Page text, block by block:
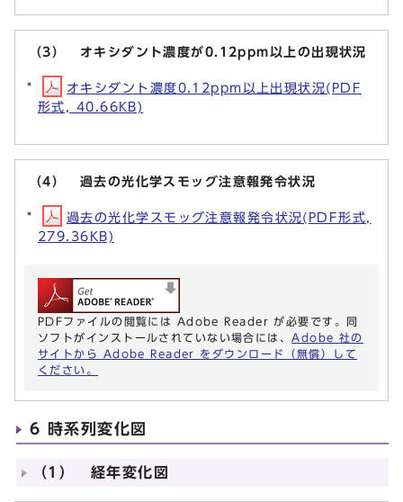
（3） オキシダント濃度が0.12ppm以上の出現状況
オキシダント濃度0.12ppm以上出現状況(PDF
形式, 40.66KB)
（4） 過去の光化学スモッグ注意報発令状況
過去の光化学スモッグ注意報発令状況(PDF形式,
279.36KB)
PDFファイルの閲覧には Adobe Reader が必要です。同
ソフトがインストールされていない場合には、 Adobe 社の
サイトから Adobe Reader をダウンロード（無償）して
ください。
6 時系列変化図
（1） 経年変化図